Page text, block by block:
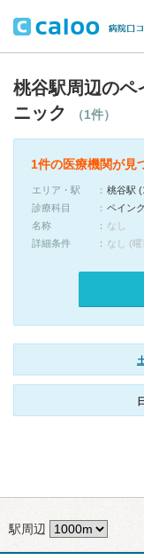
桃谷駅周辺のペ
ニック
（1件）
1件の医療機関が見
エリア・駅
桃谷駅
診療科目
ペイン
名称
なし
詳細条件
なし (
駅周辺